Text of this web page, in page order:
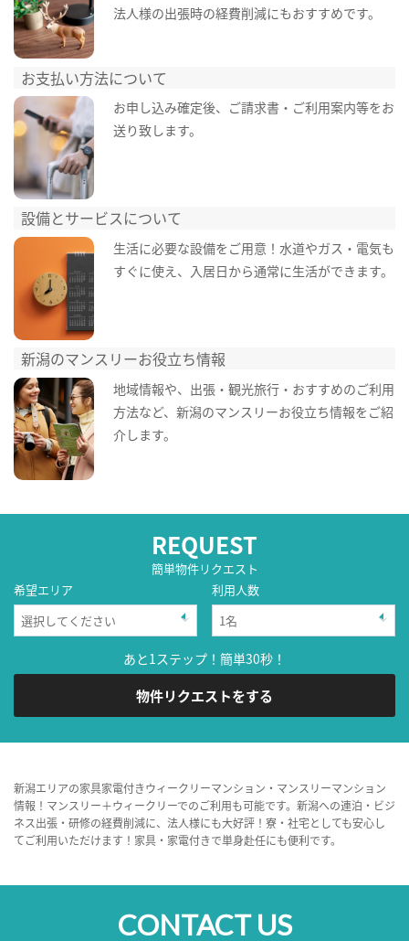
法人様の出張時の経費削減にもおすすめです。
お支払い方法について
お申し込み確定後、ご請求書・ご利用案内等をお
送り致します。
設備とサービスについて
生活に必要な設備をご用意！水道やガス・電気も
すぐに使え、入居日から通常に生活ができます。
新潟のマンスリーお役立ち情報
地域情報や、出張・観光旅行・おすすめのご利用
方法など、新潟のマンスリーお役立ち情報をご紹
介します。
REQUEST
簡単物件リクエスト
希望エリア
利用人数
あと1ステップ！簡単30秒！
物件リクエストをする
新潟エリアの家具家電付きウィークリーマンション・マンスリーマンション
情報！マンスリー＋ウィークリーでのご利用も可能です。新潟への連泊・ビジ
ネス出張・研修の経費削減に、法人様にも大好評！寮・社宅としても安心し
てご利用いただけます！家具・家電付きで単身赴任にも便利です。
CONTACT US